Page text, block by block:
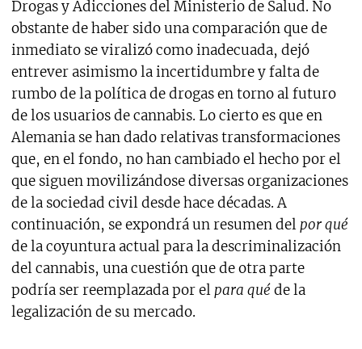
Drogas y Adicciones del Ministerio de Salud. No
obstante de haber sido una comparación que de
inmediato se viralizó como inadecuada, dejó
entrever asimismo la incertidumbre y falta de
rumbo de la política de drogas en torno al futuro
de los usuarios de cannabis. Lo cierto es que en
Alemania se han dado relativas transformaciones
que, en el fondo, no han cambiado el hecho por el
que siguen movilizándose diversas organizaciones
de la sociedad civil desde hace décadas. A
continuación, se expondrá un resumen del por qué
de la coyuntura actual para la descriminalización
del cannabis, una cuestión que de otra parte
podría ser reemplazada por el para quéde la
legalización de su mercado.